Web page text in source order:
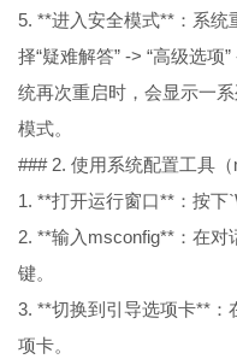
5. **进入安全模式**：系
择“疑难解答” -> “高级选项
统再次重启时，会显示一
模式。
### 2. 使用系统配置工具（
1. **打开运行窗口**：按下
2. **输入msconfig**：在对
键。
3. **切换到引导选项卡**：
项卡。